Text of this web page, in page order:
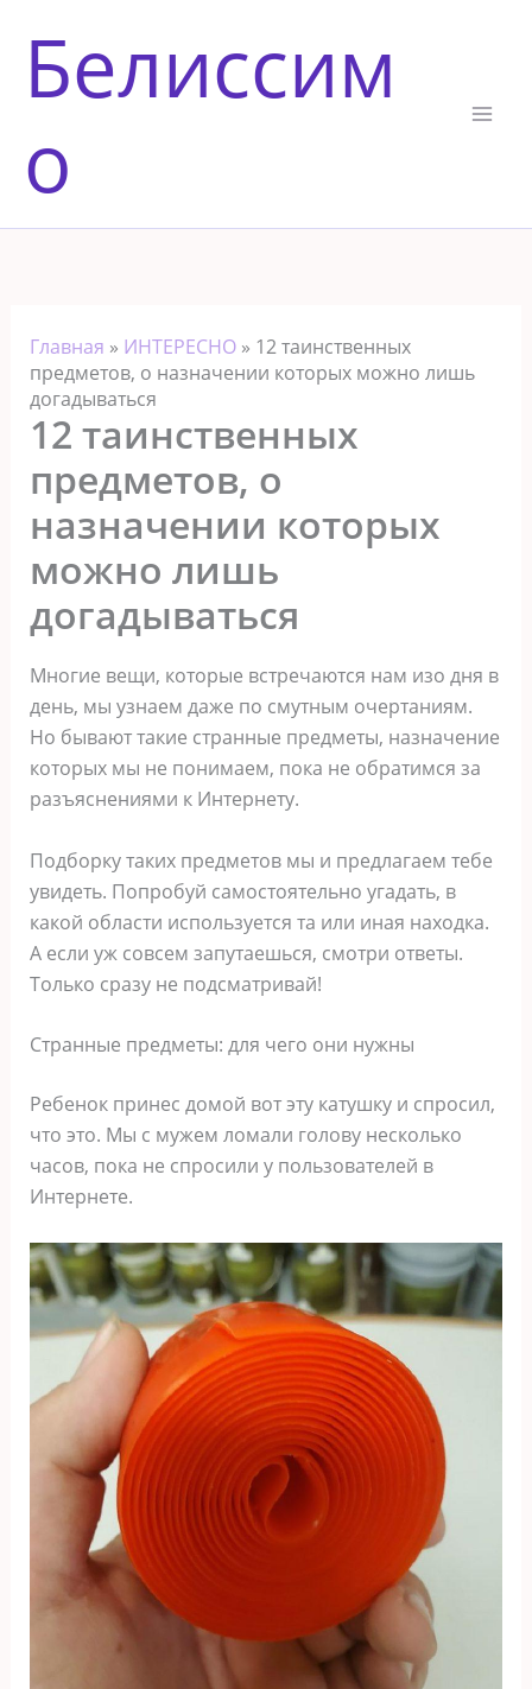
содержимому
Белиссим
о
Главная » ИНТЕРЕСНО» 12 таинственных
предметов, о назначении которых можно лишь
догадываться
12 таинственных
предметов, о
назначении которых
можно лишь
догадываться
Многие вещи, которые встречаются нам изо дня в
день, мы узнаем даже по смутным очертаниям.
Но бывают такие странные предметы, назначение
которых мы не понимаем, пока не обратимся за
разъяснениями к Интернету.
Подборку таких предметов мы и предлагаем тебе
увидеть. Попробуй самостоятельно угадать, в
какой области используется та или иная находка.
А если уж совсем запутаешься, смотри ответы.
Только сразу не подсматривай!
Странные предметы: для чего они нужны
Ребенок принес домой вот эту катушку и спросил,
что это. Мы с мужем ломали голову несколько
часов, пока не спросили у пользователей в
Интернете.